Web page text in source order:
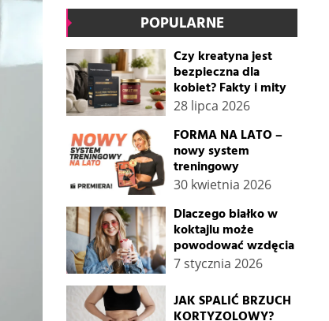
POPULARNE
Czy kreatyna jest
bezpieczna dla
kobiet? Fakty i mity
28 lipca 2026
FORMA NA LATO –
nowy system
treningowy
30 kwietnia 2026
Dlaczego białko w
koktajlu może
powodować wzdęcia
7 stycznia 2026
JAK SPALIĆ BRZUCH
KORTYZOLOWY?